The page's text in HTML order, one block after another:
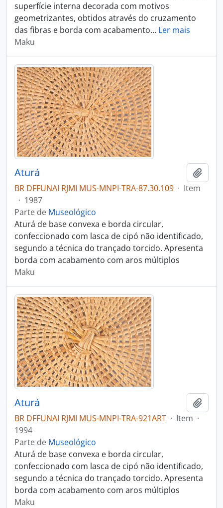
superfície interna decorada com motivos
geometrizantes, obtidos através do cruzamento
das fibras e borda com acabamento… Ler mais
Maku
Aturá
BR DFFUNAI RJMI MUS-MNPI-TRA-87.30.109 · Item
· 1987
Parte de Museológico
Aturá de base convexa e borda circular,
confeccionado com lasca de cipó não identificado,
segundo a técnica do trançado torcido. Apresenta
borda com acabamento com aros múltiplos
Maku
Aturá
BR DFFUNAI RJMI MUS-MNPI-TRA-921ART · Item ·
1994
Parte de Museológico
Aturá de base convexa e borda circular,
confeccionado com lasca de cipó não identificado,
segundo a técnica do trançado torcido. Apresenta
borda com acabamento com aros múltiplos
Maku